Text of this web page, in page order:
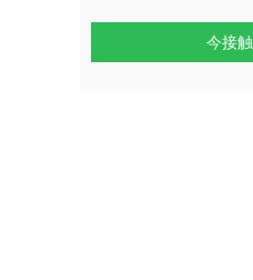
今接触